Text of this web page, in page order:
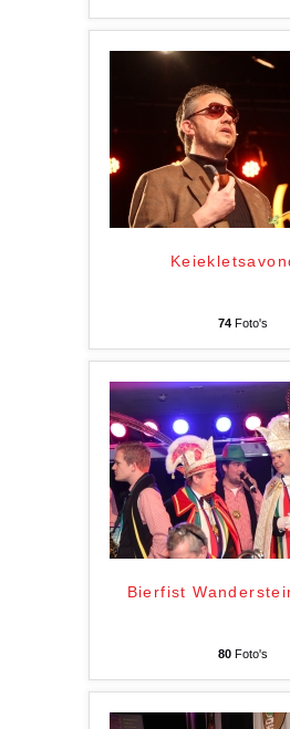
74Foto's
Bierfist
80Foto's